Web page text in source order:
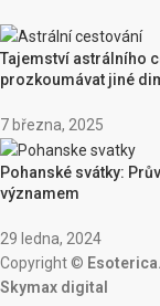
Tajemství astrálního
prozkoumávat jiné
7 března, 2025
Pohanské svátky:
významem
29 ledna, 2024
Copyright ©
Skymax digital